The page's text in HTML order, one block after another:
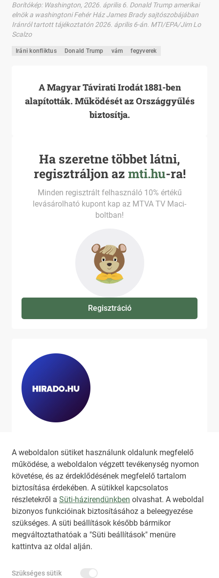
A weboldalon sütiket használunk oldalunk megfelelő
működése, a weboldalon végzett tevékenység nyomon
követése, és az érdeklődésének megfelelő tartalom
biztosítása érdekében. A sütikkel kapcsolatos
részletekről a Süti-házirendünkben olvashat. A weboldal
bizonyos funkcióinak biztosításához a beleegyezése
szükséges. A süti beállítások később bármikor
megváltoztathatóak a "Süti beállítások" menüre
kattintva az oldal alján.
Szükséges sütik
Borítókép: Washington, 2026. április 6. Donald Trump amerikai
elnök a washingtoni Fehér Ház James Brady sajtószobájában
Iránról tartott tájékoztatón 2026. április 6-án. MTI/EPA/Jim Lo
Scalzo
Iráni konfliktus Donald Trump vám fegyverek
A Magyar Távirati Irodát 1881-ben
alapították. Működését az Országgyűlés
biztosítja.
Ha szeretne többet látni,
regisztráljon az mti.hu-ra!
Minden regisztrált felhasználó 10% értékű
levásárolható kupont kap az MTVA TV Maci-
boltban!
Regisztráció
látni, látogassa meg ahirado.hu
oldalát!
HIRADO.HU MEDIAKLIKK.HU
M4SPORT.HU NEMZETISPORT.HU
IMPRESSZUM